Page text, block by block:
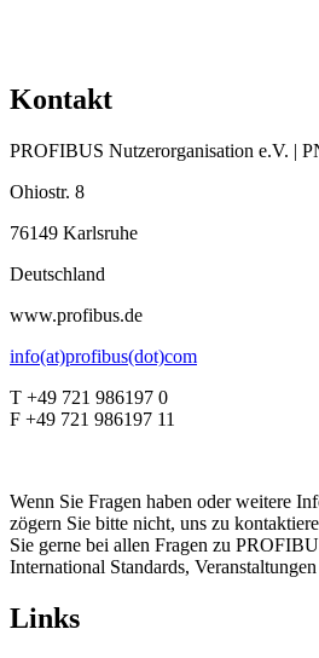
Kontakt
PROFIBUS Nutzerorganisation e.V. |
Ohiostr. 8
76149 Karlsruhe
Deutschland
www.profibus.de
info(at)profibus(dot)com
T +49 721 986197 0
F +49 721 986197 11
Wenn Sie Fragen haben oder weitere
zögern Sie bitte nicht, uns zu
Sie gerne bei allen Fragen zu
International Standards,
Links